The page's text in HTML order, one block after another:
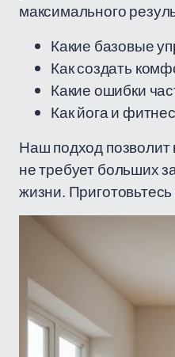
максимального
Какие базовые
Как создать
Какие ошибки
Как йога и
Наш подход позволит
не требует больших
жизни.